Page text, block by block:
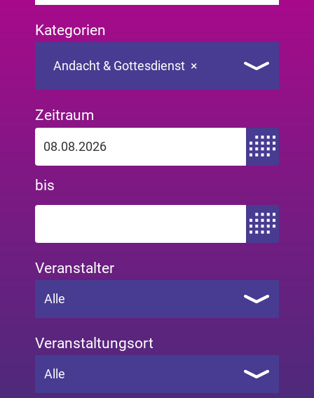
Kategorien
×
Andacht & Gottesdienst
Zeitraum
Zeitraum von
bis
Zeitraum bis
Veranstalter
Alle
Veranstaltungsort
Alle